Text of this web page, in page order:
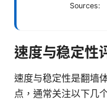
Sources:
速度与稳定性
速度与稳定性是翻墙
点，通常关注以下几